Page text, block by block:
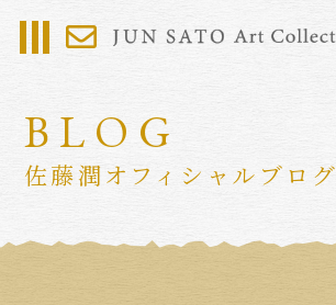
BLOG
佐藤潤オフィシャルブログ